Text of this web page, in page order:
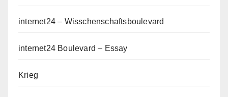
internet24 – Wisschenschaftsboulevard
internet24 Boulevard – Essay
Krieg